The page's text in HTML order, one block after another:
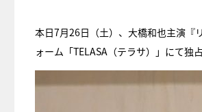
本日7月26日（土）、大橋和也主演『
ォーム「TELASA（テラサ）」にて独